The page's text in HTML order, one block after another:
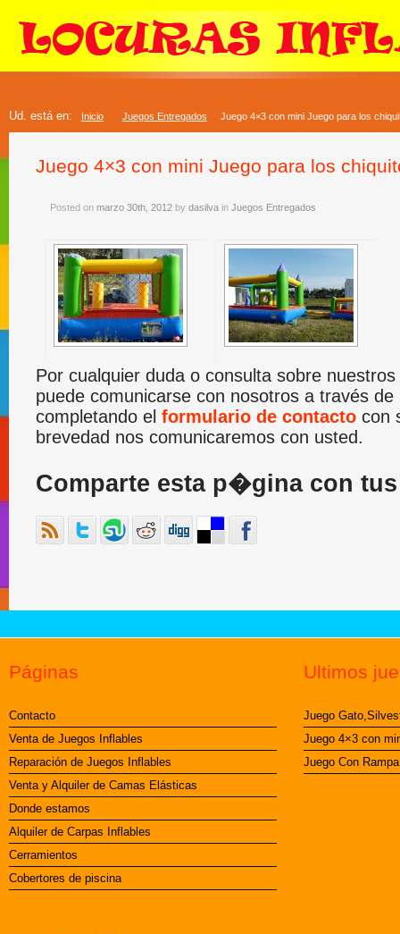
Ud. está en: Inicio Juegos Entregados Juego 4×3 con mini Juego para los
Juego 4×3 con mini Juego para los
Posted on marzo 30th, 2012 by dasilva in Juegos Entregados
Por cualquier duda o consulta sobre
puede comunicarse con nosotros a través
completando el formulario de contacto con
brevedad nos comunicaremos con usted.
Comparte esta p�gina con
Páginas
Contacto
Venta de Juegos Inflables
Reparación de Juegos Inflables
Venta y Alquiler de Camas Elásticas
Donde estamos
Alquiler de Carpas Inflables
Cerramientos
Cobertores de piscina
Últimos
Juego
Juego 4×3 con
Juego Con